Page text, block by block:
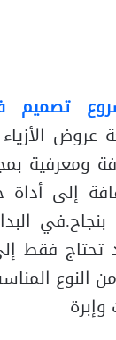
تصميم
عروض
ومعرفية
إلى
تحتاج فقط
النوع